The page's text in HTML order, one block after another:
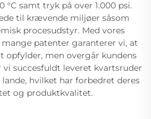
samt tryk på over 1.000 psi.
til krævende miljøer såsom
procesudstyr. Med vores
patenter garanterer vi, at
opfylder, men overgår kundens
succesfuldt leveret kvartsruder
lande, hvilket har forbedret deres
og produktkvalitet.